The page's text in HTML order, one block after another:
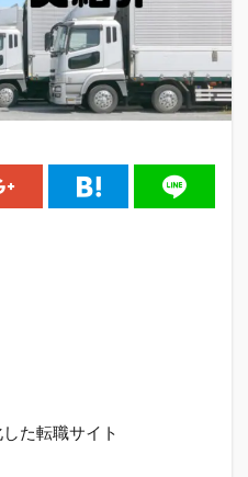
た転職サイト